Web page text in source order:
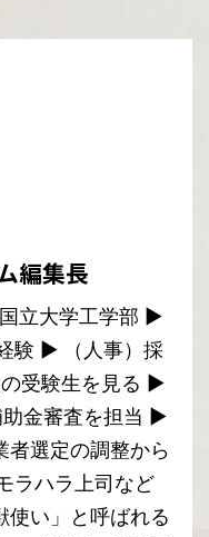
編集長
立大学工学部 ▶︎
験 ▶︎ （人事）採
受験生を見る ▶︎
助金審査を担当 ▶︎
者選定の調整から
ラハラ上司など
使い」と呼ばれる